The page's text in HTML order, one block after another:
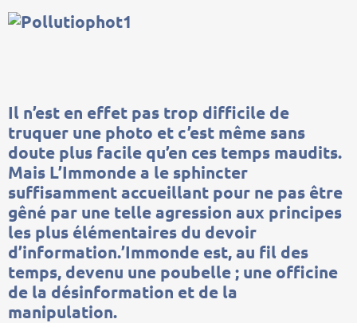
Il n’est en effet pas trop difficile de
truquer une photo et c’est même sans
doute plus facile qu’en ces temps maudits.
Mais L’Immonde a le sphincter
suffisamment accueillant pour ne pas être
gêné par une telle agression aux principes
les plus élémentaires du devoir
d’information.’Immonde est, au fil des
temps, devenu une poubelle ; une officine
de la désinformation et de la
manipulation.